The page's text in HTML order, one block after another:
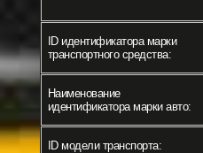
ID идентификатора марки
транспортного средства:
Наименование
идентификатора марки авто:
ID модели транспорта: